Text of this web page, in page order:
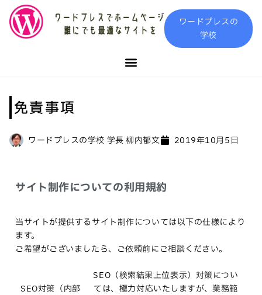
ワードプレスの
学校
免責事項
ワードプレスの学校 学長 柳内郁文 2019年10月5日
サイト制作についての利用規約
当サイトが提供するサイト制作については以下の仕様により
ます。
ご希望がございましたら、ご依頼前にご相談ください。
SEO対策（内部
SEO（検索結果上位表示）対策につい
ては、極力対応いたしますが、業務範